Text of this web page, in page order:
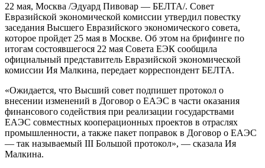
22 мая, Москва /Эдуард Пивовар — БЕЛТА/. Совет
Евразийской экономической комиссии утвердил повестку
заседания Высшего Евразийского экономического совета,
которое пройдет 25 мая в Москве. Об этом на брифинге по
итогам состоявшегося 22 мая Совета ЕЭК сообщила
официальный представитель Евразийской экономической
комиссии Ия Малкина, передает корреспондент БЕЛТА.
«Ожидается, что Высший совет подпишет протокол о
внесении изменений в Договор о ЕАЭС в части оказания
финансового содействия при реализации государствами
ЕАЭС совместных кооперационных проектов в отраслях
промышленности, а также пакет поправок в Договор о ЕАЭС
— так называемый III Большой протокол», — сказала Ия
Малкина.